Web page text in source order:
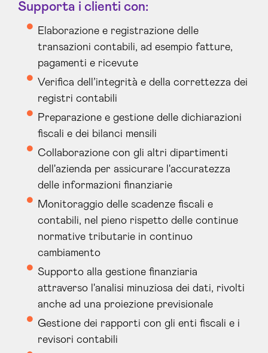
Supporta i clienti con:
Elaborazione e registrazione delle
transazioni contabili, ad esempio fatture,
pagamenti e ricevute
Verifica dell’integrità e della correttezza dei
registri contabili
Preparazione e gestione delle dichiarazioni
fiscali e dei bilanci mensili
Collaborazione con gli altri dipartimenti
dell'azienda per assicurare l'accuratezza
delle informazioni finanziarie
Monitoraggio delle scadenze fiscali e
contabili, nel pieno rispetto delle continue
normative tributarie in continuo
cambiamento
Supporto alla gestione finanziaria
attraverso l'analisi minuziosa dei dati, rivolti
anche ad una proiezione previsionale
Gestione dei rapporti con gli enti fiscali e i
revisori contabili